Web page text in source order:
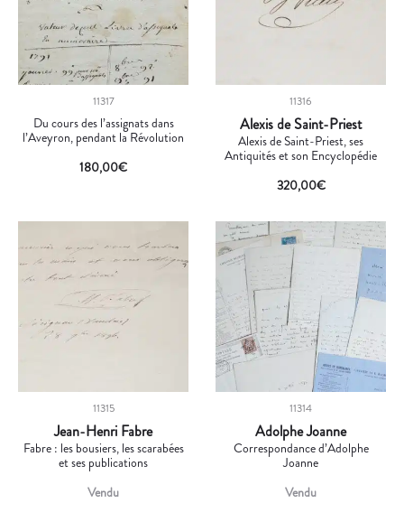
11317
Du cours des l’assignats dans
l’Aveyron, pendant la Révolution
180,00€
11316
Alexis de Saint-Priest
Alexis de Saint-Priest, ses
Antiquités et son Encyclopédie
320,00€
11315
Jean-Henri Fabre
Fabre : les bousiers, les scarabées
et ses publications
Vendu
11314
Adolphe Joanne
Correspondance d’Adolphe
Joanne
Vendu